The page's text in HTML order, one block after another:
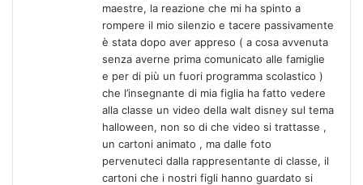
maestre, la reazione che mi ha spinto a
rompere il mio silenzio e tacere passivamente
è stata dopo aver appreso ( a cosa avvenuta
senza averne prima comunicato alle famiglie
e per di più un fuori programma scolastico )
che l’insegnante di mia figlia ha fatto vedere
alla classe un video della walt disney sul tema
halloween, non so di che video si trattasse ,
un cartoni animato , ma dalle foto
pervenuteci dalla rappresentante di classe, il
cartoni che i nostri figli hanno guardato si